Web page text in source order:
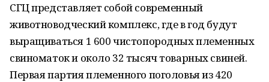
СГЦ представляет собой современный
животноводческий комплекс, где в год будут
выращиваться 1 600 чистопородных племенных
свиноматок и около 32 тысяч товарных свиней.
Первая партия племенного поголовья из 420